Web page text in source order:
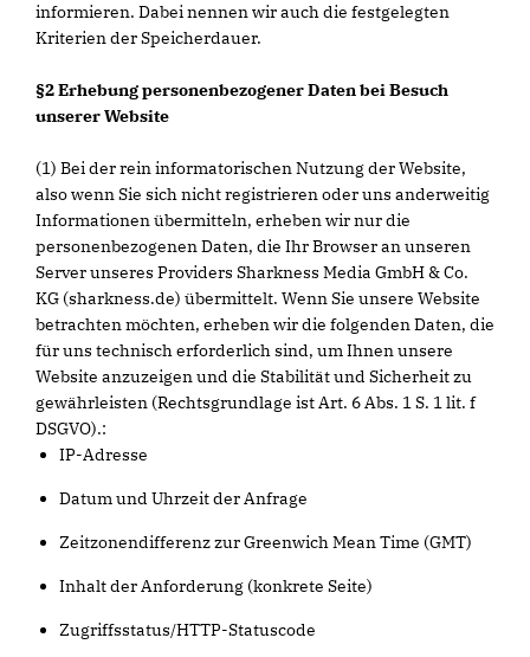
informieren. Dabei nennen wir auch die festgelegten
Kriterien der Speicherdauer.
§2 Erhebung personenbezogener Daten bei Besuch
unserer Website
(1) Bei der rein informatorischen Nutzung der Website,
also wenn Sie sich nicht registrieren oder uns anderweitig
Informationen übermitteln, erheben wir nur die
personenbezogenen Daten, die Ihr Browser an unseren
Server unseres Providers Sharkness Media GmbH & Co.
KG (sharkness.de) übermittelt. Wenn Sie unsere Website
betrachten möchten, erheben wir die folgenden Daten, die
für uns technisch erforderlich sind, um Ihnen unsere
Website anzuzeigen und die Stabilität und Sicherheit zu
gewährleisten (Rechtsgrundlage ist Art. 6 Abs. 1 S. 1 lit. f
DSGVO).:
IP-Adresse
Datum und Uhrzeit der Anfrage
Zeitzonendifferenz zur Greenwich Mean Time (GMT)
Inhalt der Anforderung (konkrete Seite)
Zugriffsstatus/HTTP-Statuscode